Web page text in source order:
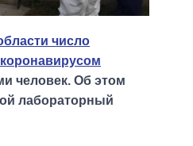
число
человек. Об этом
лабораторный